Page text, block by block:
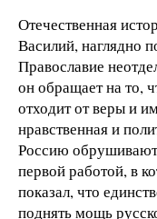
Отечественная
Василий, наглядно
Православие
он обращает на то,
отходит от веры и
нравственная и
Россию
первой работой, в
показал, что
поднять мощь